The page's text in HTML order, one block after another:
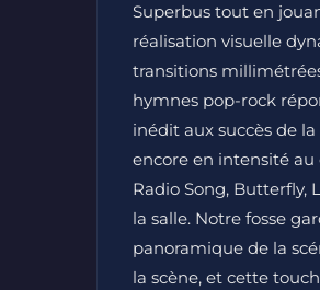
Superbus tout en
réalisation visuelle
transitions
hymnes pop-rock
inédit aux succès de
encore en intensité
Radio Song, Butterfly,
la salle. Notre fosse
panoramique de la
la scène, et cette